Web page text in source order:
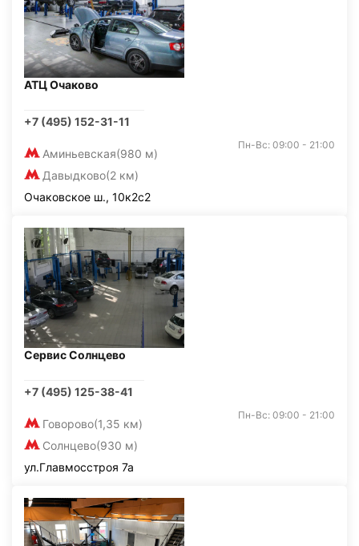
АТЦ Очаково
+7 (495) 152-31-11
Аминьевская(980 м)
Давыдково(2 км)
Пн-Вс: 09:00 - 21:00
Очаковское ш., 10к2с2
Сервис Солнцево
+7 (495) 125-38-41
Говорово(1,35 км)
Солнцево(930 м)
Пн-Вс: 09:00 - 21:00
ул.Главмосстроя 7а